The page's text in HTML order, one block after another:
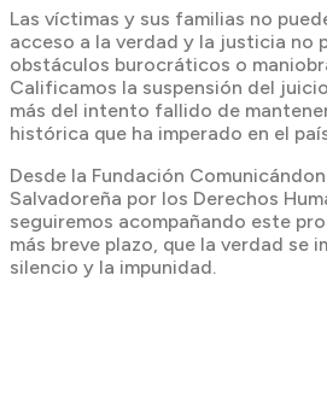
Las víctimas y sus familias no
acceso a la verdad y la justicia no
obstáculos burocráticos o
Calificamos la suspensión del
más del intento fallido de
histórica que ha imperado en el
Desde la Fundación
Salvadoreña por los Derechos
seguiremos acompañando este
más breve plazo, que la verdad se
silencio y la impunidad.